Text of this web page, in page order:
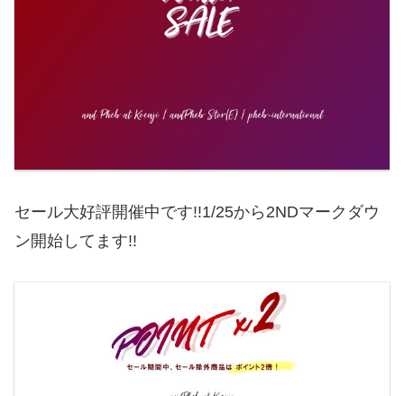
セール大好評開催中です!!1/25から2NDマークダウ
ン開始してます!!